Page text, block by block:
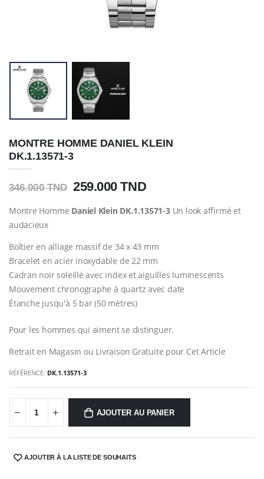
MONTRE HOMME DANIEL KLEIN
DK.1.13571-3
346.000 TND 259.000 TND
Montre Homme Daniel Klein DK.1.13571-3Un look affirmé et
audacieux
Boîtier en alliage massif de 34 x 43 mm
Bracelet en acier inoxydable de 22 mm
Cadran noir soleillé avec index et aiguilles luminescents
Mouvement chronographe à quartz avec date
Étanche jusqu'à 5 bar (50 mètres)
Pour les hommes qui aiment se distinguer.
Retrait en Magasin ou Livraison Gratuite pour Cet Article
RÉFÉRENCE: DK.1.13571-3
AJOUTER AU PANIER
SHARE:AJOUTER À LA LISTE DE SOUHAITS